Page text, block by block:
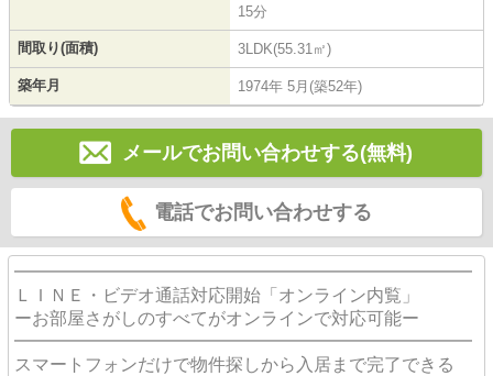
15分
間取り(面積) 3LDK(55.31㎡)
築年月 1974年 5月(築52年)
メールでお問い合わせする(無料)
電話でお問い合わせする
━━━━━━━━━━━━━━━━━━━━━━━━━━
ＬＩＮＥ・ビデオ通話対応開始「オンライン内覧」
ーお部屋さがしのすべてがオンラインで対応可能ー
━━━━━━━━━━━━━━━━━━━━━━━━━━
スマートフォンだけで物件探しから入居まで完了できる